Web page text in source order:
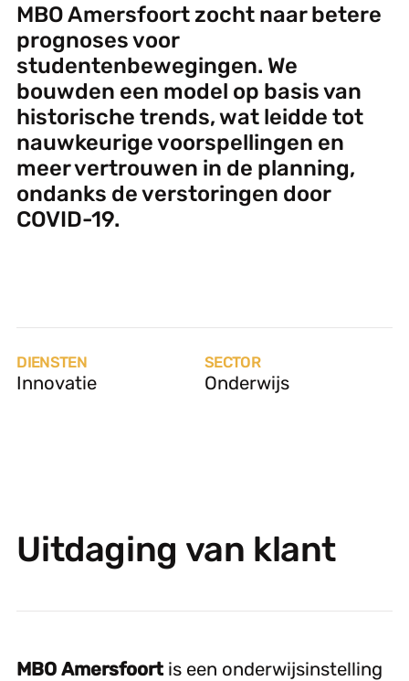
MBO Amersfoort zocht naar betere
prognoses voor
studentenbewegingen. We
bouwden een model op basis van
historische trends, wat leidde tot
nauwkeurige voorspellingen en
meer vertrouwen in de planning,
ondanks de verstoringen door
COVID-19.
DIENSTEN
Innovatie
SECTOR
Onderwijs
Uitdaging van klant
MBO Amersfoort is een onderwijsinstelling